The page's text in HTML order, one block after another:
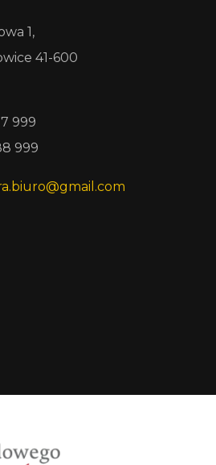
1,
41-600
999
999